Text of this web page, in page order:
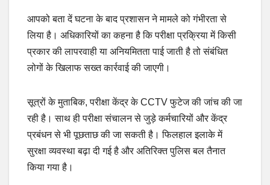
आपको बता दें घटना के बाद प्रशासन ने मामले को गंभीरता से
लिया है। अधिकारियों का कहना है कि परीक्षा प्रक्रिया में किसी
प्रकार की लापरवाही या अनियमितता पाई जाती है तो संबंधित
लोगों के खिलाफ सख्त कार्रवाई की जाएगी।
सूत्रों के मुताबिक, परीक्षा केंद्र के CCTV फुटेज की जांच की जा
रही है। साथ ही परीक्षा संचालन से जुड़े कर्मचारियों और केंद्र
प्रबंधन से भी पूछताछ की जा सकती है। फिलहाल इलाके में
सुरक्षा व्यवस्था बढ़ा दी गई है और अतिरिक्त पुलिस बल तैनात
किया गया है।